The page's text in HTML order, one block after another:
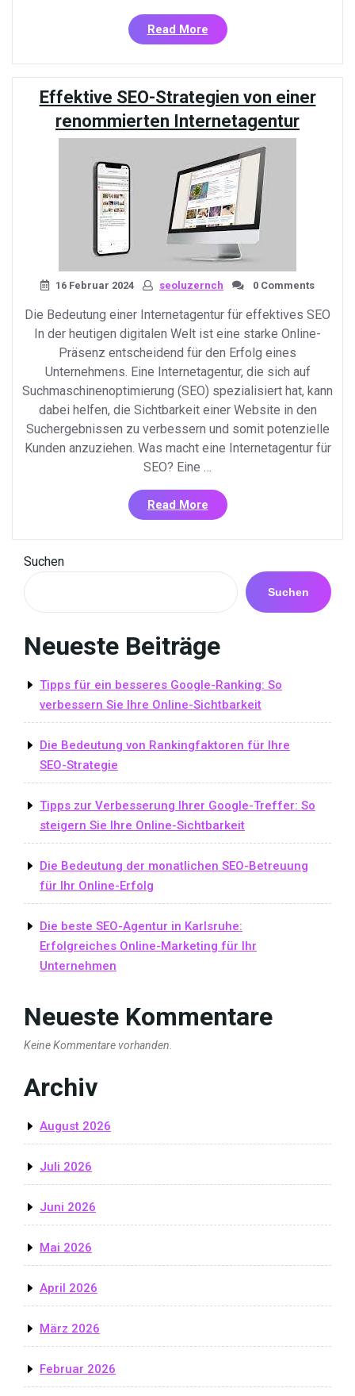
Read More«Optimieren
Sie
Ihre
Online-
Präsenz
mit
unserem
Service
für
Effektive SEO-Strategien von einer
renommierten Internetagentur
16 Februar 2024 seoluzernch 0 Comments
Die Bedeutung einer Internetagentur für effektives SEO
In der heutigen digitalen Welt ist eine starke Online-
Präsenz entscheidend für den Erfolg eines
Unternehmens. Eine Internetagentur, die sich auf
Suchmaschinenoptimierung (SEO) spezialisiert hat, kann
dabei helfen, die Sichtbarkeit einer Website in den
Suchergebnissen zu verbessern und somit potenzielle
Kunden anzuziehen. Was macht eine Internetagentur für
SEO? Eine …
Read More«Effektive
SEO-
Strategien
einer
renommierten
Internetagentur»
Suchen
Suchen
Neueste Beiträge
Tipps für ein besseres Google-Ranking: So
verbessern Sie Ihre Online-Sichtbarkeit
Die Bedeutung von Rankingfaktoren für Ihre
SEO-Strategie
Tipps zur Verbesserung Ihrer Google-Treffer: So
steigern Sie Ihre Online-Sichtbarkeit
Die Bedeutung der monatlichen SEO-Betreuung
für Ihr Online-Erfolg
Die beste SEO-Agentur in Karlsruhe:
Erfolgreiches Online-Marketing für Ihr
Unternehmen
Neueste Kommentare
Keine Kommentare vorhanden.
Archiv
August 2026
Juli 2026
Juni 2026
Mai 2026
April 2026
März 2026
Februar 2026